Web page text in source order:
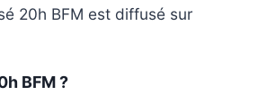
20h BFM est diffusé sur
BFM ?